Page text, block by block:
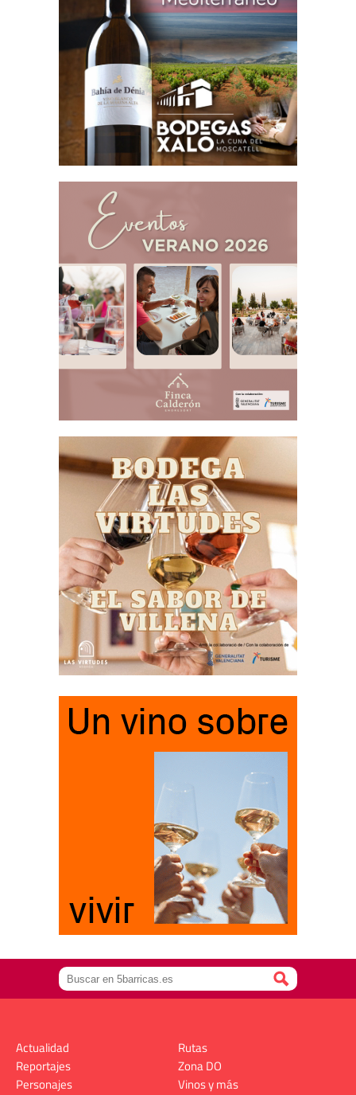
Actualidad
Reportajes
Personajes
Rutas
Zona DO
Vinos y más